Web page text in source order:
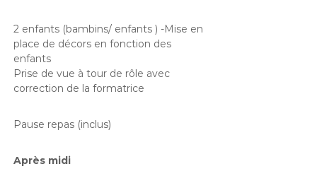
2 enfants (bambins/ enfants ) -Mise en
place de décors en fonction des
enfants
Prise de vue à tour de rôle avec
correction de la formatrice
Pause repas (inclus)
Après midi